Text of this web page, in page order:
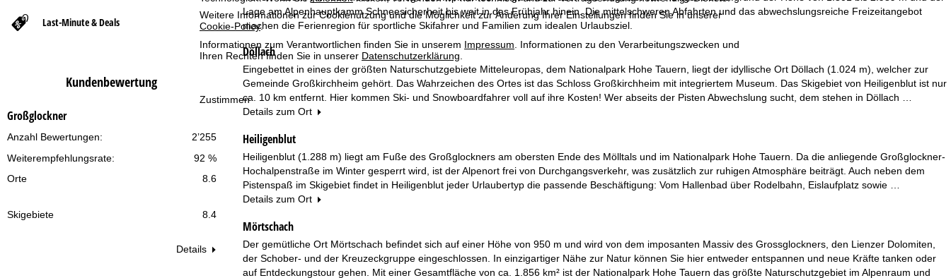
Weitere Informationen zur Cookienutzung und die Möglichkeit zur Änderung Ihrer Einstellungen finden Sie in unserer
Cookie-Policy.
Informationen zum Verantwortlichen finden Sie in unserem Impressum . Informationen zu den Verarbeitungszwecken und
Ihren Rechten finden Sie in unserer Datenschutzerklärung
Zustimmen
Last-Minute & Deals
Kundenbewertung
Großglockner
2’255
Anzahl Bewertungen:
92 %
Weiterempfehlungsrate:
Orte
8.6
Skigebiete 8.4
Details
t
s
e
i
t
e
Lage am Alpenhauptkamm Schneesicherheit bis weit in das Frühjahr hinein. Die mittelschweren Abfahrten und das abwechslungsreiche Freizeitangebot
machen die Ferienregion für sportliche Skifahrer und Familien zum idealen Urlaubsziel.
Döllach
Eingebettet in eines der größten Naturschutzgebiete Mitteleuropas, dem Nationalpark Hohe Tauern, liegt der idyllische Ort Döllach (1.024 m), welcher zur
Gemeinde Großkirchheim gehört. Das Wahrzeichen des Ortes ist das Schloss Großkirchheim mit integriertem Museum. Das Skigebiet von Heiligenblut ist nur
ca. 10 km entfernt. Hier kommen Ski- und Snowboardfahrer voll auf ihre Kosten! Wer abseits der Pisten Abwechslung sucht, dem stehen in Döllach …
Details zum Ort
Heiligenblut
Heiligenblut (1.288 m) liegt am Fuße des Großglockners am obersten Ende des Mölltals und im Nationalpark Hohe Tauern. Da die anliegende Großglockner-
Hochalpenstraße im Winter gesperrt wird, ist der Alpenort frei von Durchgangsverkehr, was zusätzlich zur ruhigen Atmosphäre beiträgt. Auch neben dem
Pistenspaß im Skigebiet findet in Heiligenblut jeder Urlaubertyp die passende Beschäftigung: Vom Hallenbad über Rodelbahn, Eislaufplatz sowie …
Details zum Ort
Mörtschach
Der gemütliche Ort Mörtschach befindet sich auf einer Höhe von 950 m und wird von dem imposanten Massiv des Grossglockners, den Lienzer Dolomiten,
der Schober- und der Kreuzeckgruppe eingeschlossen. In einzigartiger Nähe zur Natur können Sie hier entweder entspannen und neue Kräfte tanken oder
auf Entdeckungstour gehen. Mit einer Gesamtfläche von ca. 1.856 km² ist der Nationalpark Hohe Tauern das größte Naturschutzgebiet im Alpenraum und